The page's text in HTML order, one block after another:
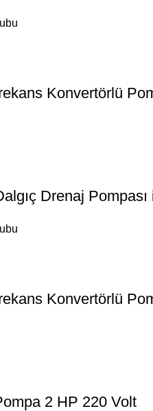
Konvertörlü
Drenaj
Konvertörlü
2 HP 220 Volt